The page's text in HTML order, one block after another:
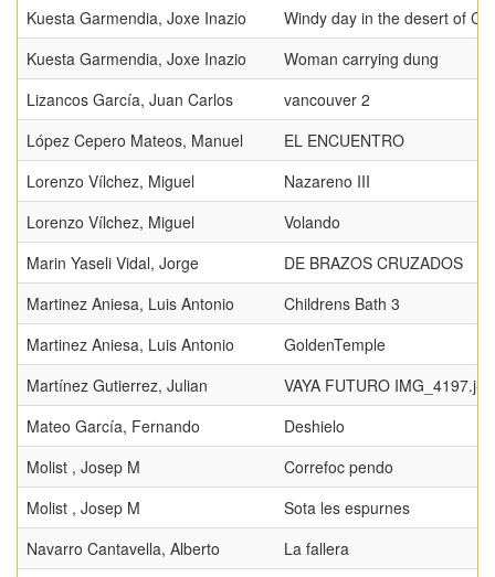
Kuesta Garmendia, Joxe Inazio
Windy day in the desert of
Kuesta Garmendia, Joxe Inazio
Woman carrying dung
Lizancos García, Juan Carlos
vancouver 2
López Cepero Mateos, Manuel
EL ENCUENTRO
Lorenzo Vílchez, Miguel
Nazareno III
Lorenzo Vílchez, Miguel
Volando
Marin Yaseli Vidal, Jorge
DE BRAZOS CRUZADOS
Martinez Aniesa, Luis Antonio
Childrens Bath 3
Martinez Aniesa, Luis Antonio
GoldenTemple
Martínez Gutierrez, Julian
VAYA FUTURO IMG_4197.j-
Mateo García, Fernando
Deshielo
Molist , Josep M
Correfoc pendo
Molist , Josep M
Sota les espurnes
Navarro Cantavella, Alberto
La fallera